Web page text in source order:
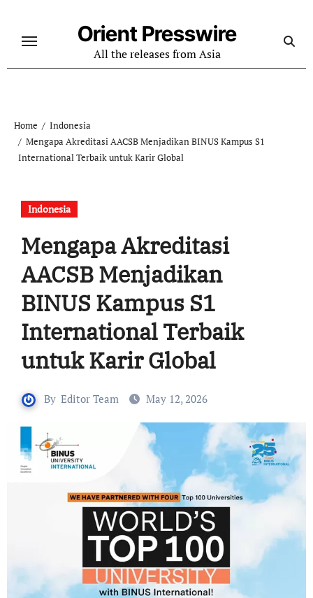
content
Orient Presswire
All the releases from Asia
Home
Indonesia
Mengapa Akreditasi AACSB Menjadikan BINUS Kampus S1
International Terbaik untuk Karir Global
Indonesia
Mengapa Akreditasi
AACSB Menjadikan
BINUS Kampus S1
International Terbaik
untuk Karir Global
By Editor Team May 12, 2026